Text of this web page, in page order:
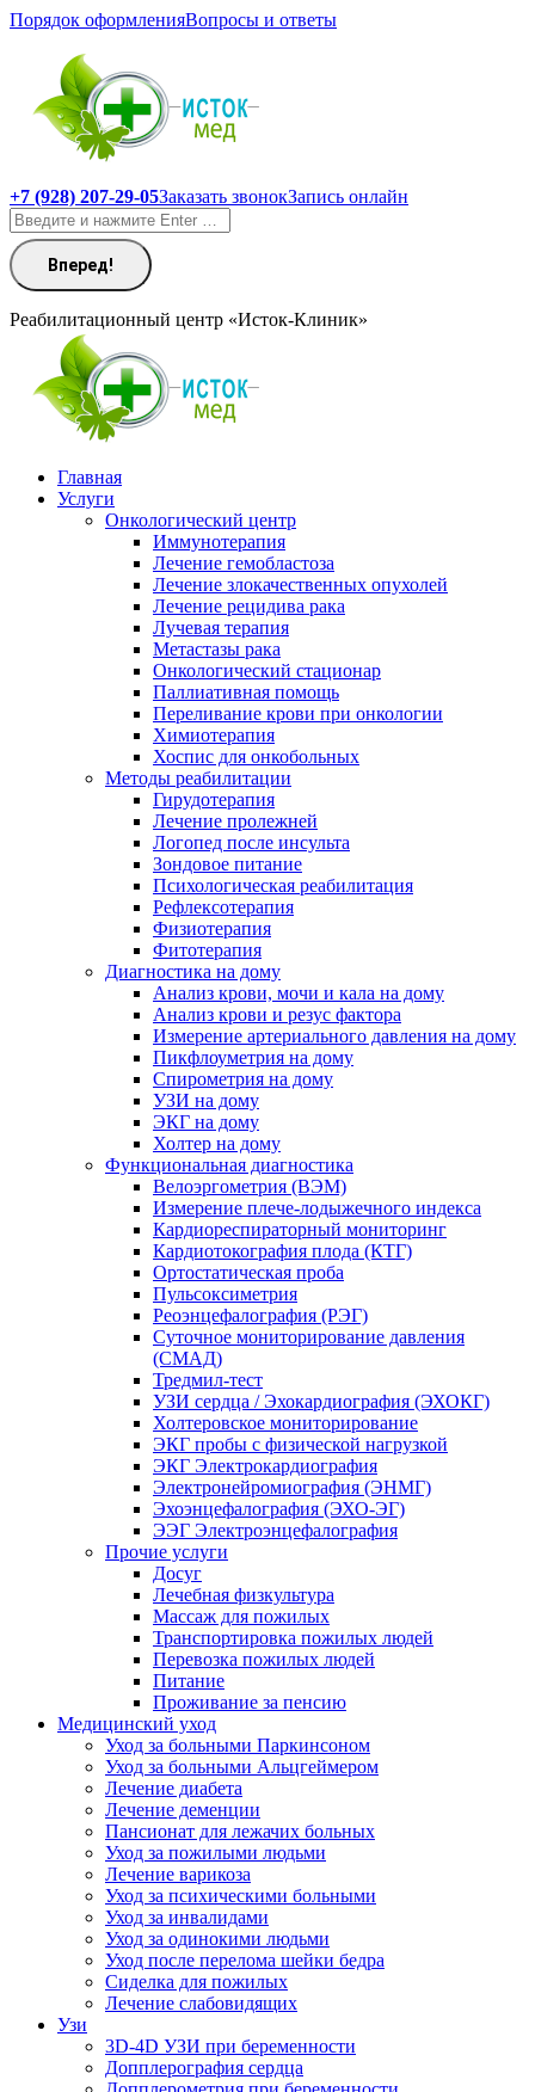
Перейти
содержанию
Порядок оформленияВопросы и ответы
+7 (928) 207-29-05Заказать звонокЗапись онлайн
Поиск:
Реабилитационный центр «Исток-Клиник»
Главная
Услуги
Онкологический центр
Иммунотерапия
Лечение гемобластоза
Лечение злокачественных опухолей
Лечение рецидива рака
Лучевая терапия
Метастазы рака
Онкологический стационар
Паллиативная помощь
Переливание крови при онкологии
Химиотерапия
Хоспис для онкобольных
Методы реабилитации
Гирудотерапия
Лечение пролежней
Логопед после инсульта
Зондовое питание
Психологическая реабилитация
Рефлексотерапия
Физиотерапия
Фитотерапия
Диагностика на дому
Анализ крови, мочи и кала на дому
Анализ крови и резус фактора
Измерение артериального давления на дому
Пикфлоуметрия на дому
Спирометрия на дому
УЗИ на дому
ЭКГ на дому
Холтер на дому
Функциональная диагностика
Велоэргометрия (ВЭМ)
Измерение плече-лодыжечного индекса
Кардиореспираторный мониторинг
Кардиотокография плода (КТГ)
Ортостатическая проба
Пульсоксиметрия
Реоэнцефалография (РЭГ)
Суточное мониторирование давления
(СМАД)
Тредмил-тест
УЗИ сердца / Эхокардиография (ЭХОКГ)
Холтеровское мониторирование
ЭКГ пробы с физической нагрузкой
ЭКГ Электрокардиография
Электронейромиография (ЭНМГ)
Эхоэнцефалография (ЭХО-ЭГ)
ЭЭГ Электроэнцефалография
Прочие услуги
Досуг
Лечебная физкультура
Массаж для пожилых
Транспортировка пожилых людей
Перевозка пожилых людей
Питание
Проживание за пенсию
Медицинский уход
Уход за больными Паркинсоном
Уход за больными Альцгеймером
Лечение диабета
Лечение деменции
Пансионат для лежачих больных
Уход за пожилыми людьми
Лечение варикоза
Уход за психическими больными
Уход за инвалидами
Уход за одинокими людьми
Уход после перелома шейки бедра
Сиделка для пожилых
Лечение слабовидящих
Узи
3D-4D УЗИ при беременности
Допплерография сердца